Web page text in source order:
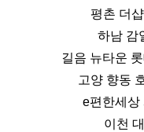
평촌 더
하남 감
길음 뉴타운
고양 향동
e편한세상
이천